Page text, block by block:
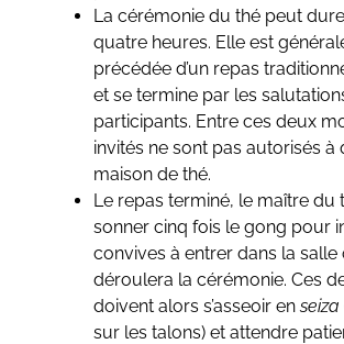
La cérémonie du thé peut
quatre heures. Elle est
précédée d’un repas
et se termine par les
participants. Entre ces deux
invités ne sont pas autorisés à
maison de thé.
Le repas terminé, le maître du
sonner cinq fois le gong pour
convives à entrer dans la salle
déroulera la cérémonie. Ces
doivent alors s’asseoir enseiza
sur les talons) et attendre